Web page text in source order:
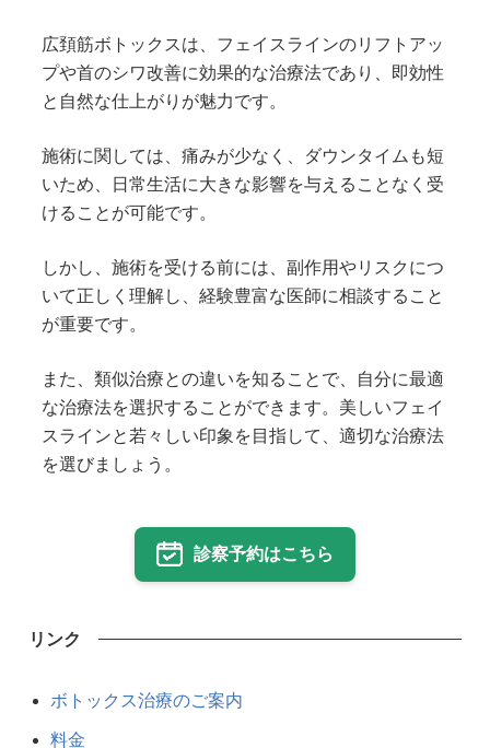
広頚筋ボトックスは、フェイスラインのリフトアッ
プや首のシワ改善に効果的な治療法であり、即効性
と自然な仕上がりが魅力です。
施術に関しては、痛みが少なく、ダウンタイムも短
いため、日常生活に大きな影響を与えることなく受
けることが可能です。
しかし、施術を受ける前には、副作用やリスクにつ
いて正しく理解し、経験豊富な医師に相談すること
が重要です。
また、類似治療との違いを知ることで、自分に最適
な治療法を選択することができます。美しいフェイ
スラインと若々しい印象を目指して、適切な治療法
を選びましょう。
診察予約はこちら
リンク
ボトックス治療のご案内
料金